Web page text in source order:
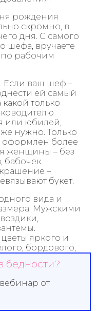
рождения
скромно, в
дня. С самого
шефа, вручаете
по рабочим
Если ваш шеф –
ей самый
только
или юбилей,
нужно. Только
оформлен более
женщины – без
бабочек.
–
букет.
вида и
Мужскими
яркого и
бордового,
тона и
букетов.
для мужчины
в корзине
бедности?
от